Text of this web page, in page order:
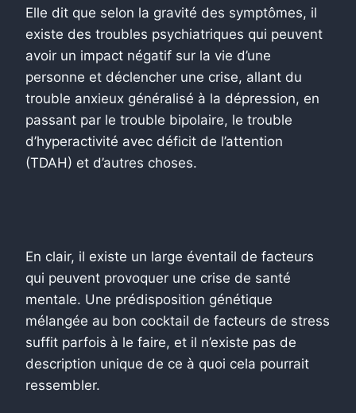
Elle dit que selon la gravité des symptômes, il
existe des troubles psychiatriques qui peuvent
avoir un impact négatif sur la vie d’une
personne et déclencher une crise, allant du
trouble anxieux généralisé à la dépression, en
passant par le trouble bipolaire, le trouble
d’hyperactivité avec déficit de l’attention
(TDAH) et d’autres choses.
En clair, il existe un large éventail de facteurs
qui peuvent provoquer une crise de santé
mentale. Une prédisposition génétique
mélangée au bon cocktail de facteurs de stress
suffit parfois à le faire, et il n’existe pas de
description unique de ce à quoi cela pourrait
ressembler.